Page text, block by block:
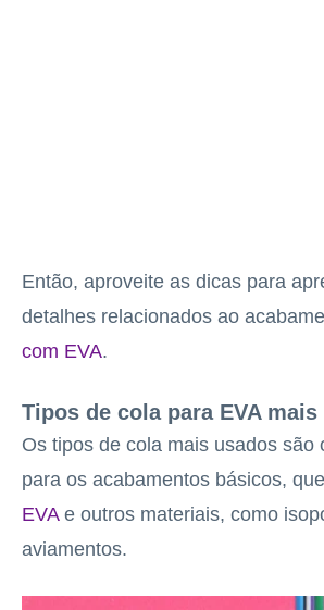
Então, aproveite as dicas para
detalhes relacionados ao
com EVA.
Tipos de cola para EVA
Os tipos de cola mais usados são
para os acabamentos básicos,
EVAe outros materiais, como
aviamentos.